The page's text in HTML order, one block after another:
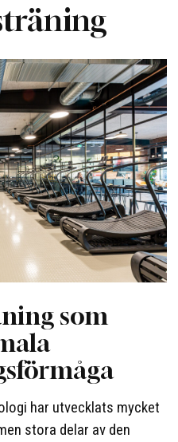
som
har utvecklats mycket
stora delar av den